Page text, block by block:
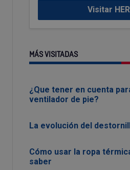
Visitar
MÁS VISITADAS
¿Que tener en cuenta
ventilador de pie?
La evolución del
Cómo usar la ropa
saber